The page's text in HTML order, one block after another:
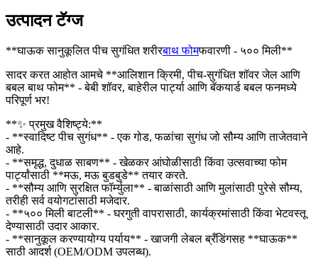
उत्पादन टॅग्ज
**घाऊक सानुकूलित पीच सुगंधित शरीरबाथ फोमफवारणी - ५०० मिली**
सादर करत आहोत आमचे **आलिशान क्रिमी, पीच-सुगंधित शॉवर जेल आणि
बबल बाथ फोम** - बेबी शॉवर, बाहेरील पार्ट्या आणि बॅकयार्ड बबल फनमध्ये
परिपूर्ण भर!
**✨ प्रमुख वैशिष्ट्ये:**
- **स्वादिष्ट पीच सुगंध** - एक गोड, फळांचा सुगंध जो सौम्य आणि ताजेतवाने
आहे.
- **समृद्ध, दुधाळ साबण** - खेळकर आंघोळीसाठी किंवा उत्सवाच्या फोम
पार्ट्यांसाठी **मऊ, मऊ बुडबुडे** तयार करते.
- **सौम्य आणि सुरक्षित फॉर्म्युला** - बाळांसाठी आणि मुलांसाठी पुरेसे सौम्य,
तरीही सर्व वयोगटांसाठी मजेदार.
- **५०० मिली बाटली** - घरगुती वापरासाठी, कार्यक्रमांसाठी किंवा भेटवस्तू
देण्यासाठी उदार आकार.
- **सानुकूल करण्यायोग्य पर्याय** - खाजगी लेबल ब्रँडिंगसह **घाऊक**
साठी आदर्श (OEM/ODM उपलब्ध).